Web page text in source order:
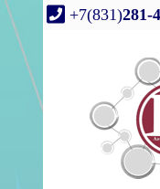
+7(831)281-